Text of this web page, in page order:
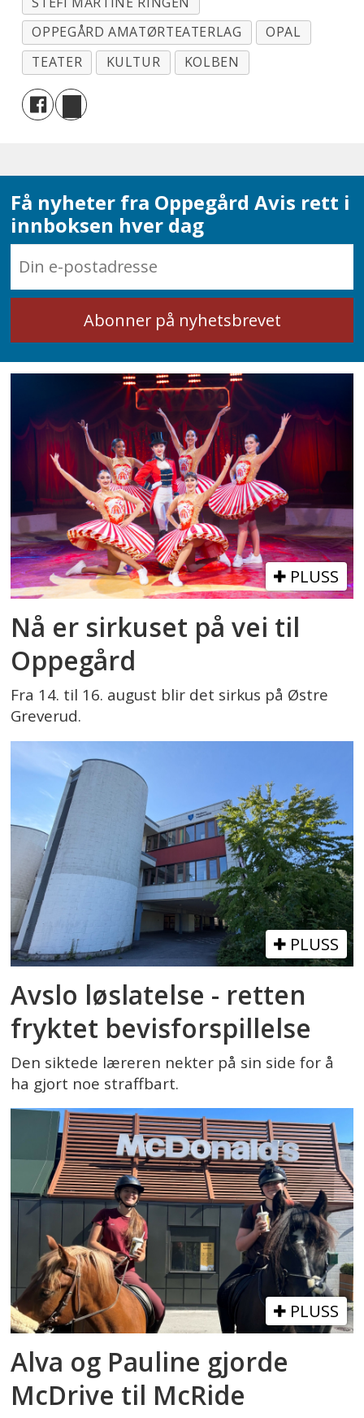
OPPEGÅRD AMATØRTEATERLAG
OPAL
TEATER
KULTUR KOLBEN
Få nyheter fra Oppegård Avis rett i
innboksen hver dag
PLUSS
Nå er sirkuset på vei til
Oppegård
Fra 14. til 16. august blir det sirkus på Østre
Greverud.
PLUSS
Avslo løslatelse - retten
fryktet bevisforspillelse
Den siktede læreren nekter på sin side for å
ha gjort noe straffbart.
PLUSS
Alva og Pauline gjorde
McDrive til McRide